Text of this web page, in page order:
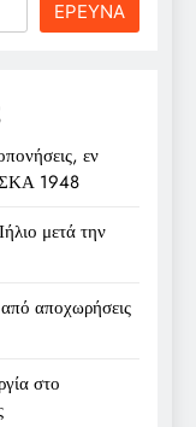
ΕΡΕΥΝΑ
εν
1948
μετά την
αποχωρήσεις
στο